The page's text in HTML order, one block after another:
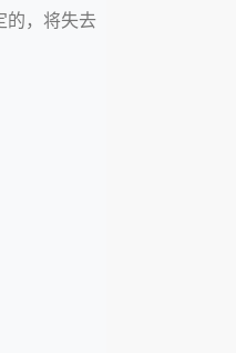
的，将失去